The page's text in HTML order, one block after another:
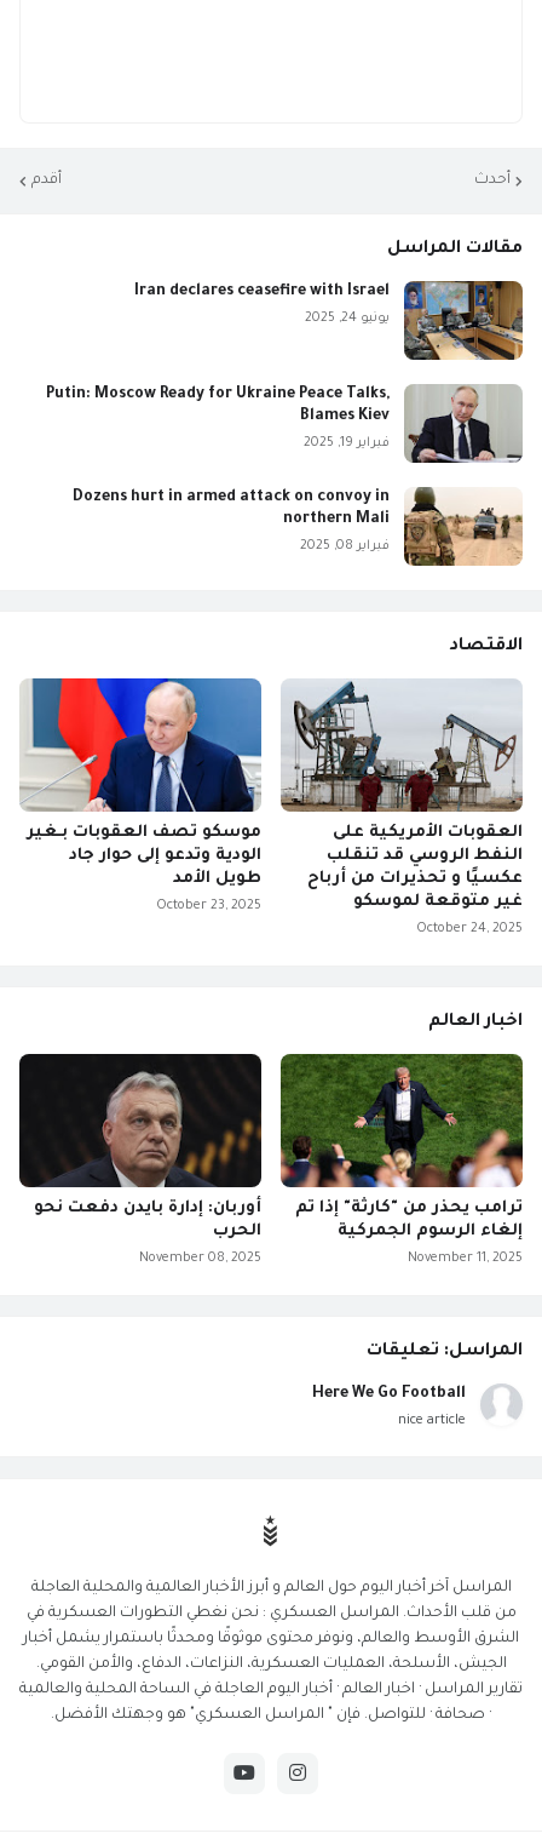
أحدث أقدم
مقالات المراسل
Iran declares ceasefire with Israel
يونيو 24, 2025
Putin: Moscow Ready for Ukraine Peace Talks,
Blames Kiev
فبراير 19, 2025
Dozens hurt in armed attack on convoy in
northern Mali
فبراير 08, 2025
الاقتصاد
العقوبات الأمريكية على
النفط الروسي قد تنقلب
عكسيًا و تحذيرات من أرباح
غير متوقعة لموسكو
October 24, 2025
موسكو تصف العقوبات بـغير
الودية وتدعو إلى حوار جاد
طويل الأمد
October 23, 2025
اخبار العالم
ترامب يحذر من "كارثة" إذا تم
إلغاء الرسوم الجمركية
November 11, 2025
أوربان: إدارة بايدن دفعت نحو
الحرب
November 08, 2025
المراسل: تعليقات
Here We Go Football
nice article
المراسل آخر أخبار اليوم حول العالم و أبرز الأخبار العالمية والمحلية العاجلة
من قلب الأحداث. المراسل العسكري : نحن نغطي التطورات العسكرية في
الشرق الأوسط والعالم، ونوفر محتوى موثوقًا ومحدثًا باستمرار يشمل أخبار
الجيش، الأسلحة، العمليات العسكرية، النزاعات، الدفاع، والأمن القومي.
تقارير المراسل · اخبار العالم · أخبار اليوم العاجلة في الساحة المحلية والعالمية
· صحافة · للتواصل. فإن " المراسل العسكري" هو وجهتك الأفضل.